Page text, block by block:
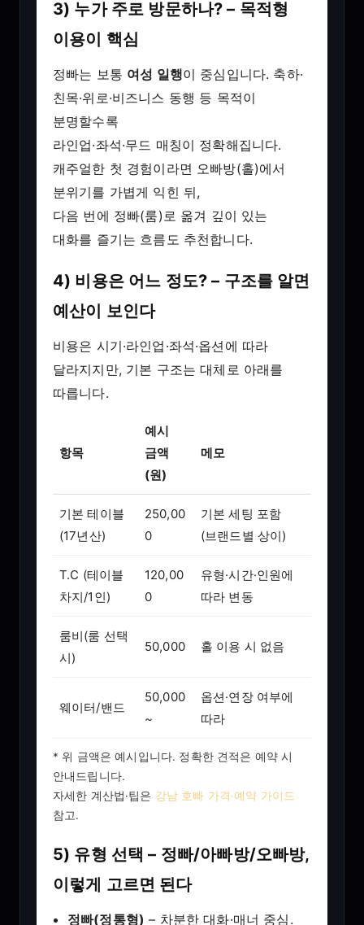
3) 누가 주로 방문하나? – 목적형
이용이 핵심
정빠는 보통 여성 일행이 중심입니다. 축하·
친목·위로·비즈니스 동행 등 목적이
분명할수록
라인업·좌석·무드 매칭이 정확해집니다.
캐주얼한 첫 경험이라면 오빠방(홀)에서
분위기를 가볍게 익힌 뒤,
다음 번에 정빠(룸)로 옮겨 깊이 있는
대화를 즐기는 흐름도 추천합니다.
4) 비용은 어느 정도? – 구조를 알면
예산이 보인다
비용은 시기·라인업·좌석·옵션에 따라
달라지지만, 기본 구조는 대체로 아래를
따릅니다.
항목
예시
금액
(원)
메모
기본 테이블
(17년산)
250,00
0
기본 세팅 포함
(브랜드별 상이)
T.C (테이블
차지/1인)
120,00
0
유형·시간·인원에
따라 변동
룸비(룸 선택
시)
50,000 홀 이용 시 없음
웨이터/밴드
50,000
~
옵션·연장 여부에
따라
* 위 금액은 예시입니다. 정확한 견적은 예약 시
안내드립니다.
자세한 계산법·팁은 강남 호빠 가격·예약 가이드
참고.
5) 유형 선택 – 정빠/아빠방/오빠방,
이렇게 고르면 된다
정빠(정통형) – 차분한 대화·매너 중심.